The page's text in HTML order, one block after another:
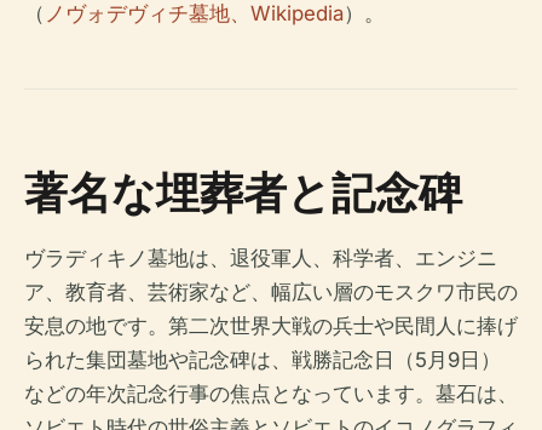
（ ノヴォデヴィチ墓地、Wikipedia）。
著名な埋葬者と記念碑
ヴラディキノ墓地は、退役軍人、科学者、エンジニ
ア、教育者、芸術家など、幅広い層のモスクワ市民の
安息の地です。第二次世界大戦の兵士や民間人に捧げ
られた集団墓地や記念碑は、戦勝記念日（5月9日）
などの年次記念行事の焦点となっています。墓石は、